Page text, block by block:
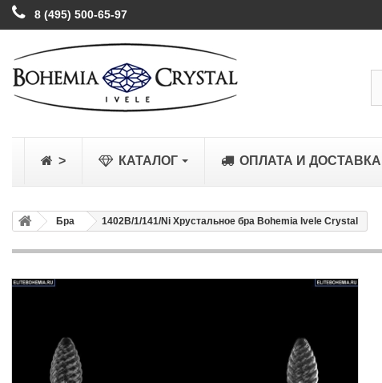
8 (495) 500-65-97
> КАТАЛОГ ОПЛАТА И ДОСТАВКА
Бра 1402B/1/141/Ni Хрустальное бра Bohemia Ivele Crystal